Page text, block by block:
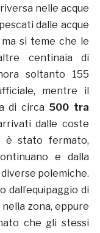
nelle acque
dalle acque
ma si teme che le
centinaia di
soltanto 155
mentre il
di circa 500 tra
dalle coste
è stato fermato,
e dalla
polemiche.
dall’equipaggio di
zona, eppure
che gli stessi